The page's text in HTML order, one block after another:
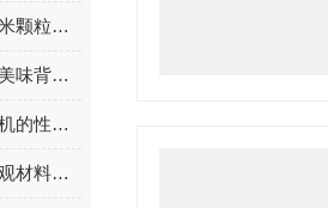
纳米研磨分散机：亚微米颗粒制备的动力引擎
食品研磨分散机：舌尖美味背后的科技力量
如何优化纳米研磨分散机的性能与效率
纳米研磨分散机开启微观材料处理新时代